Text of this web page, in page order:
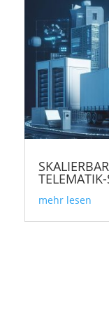
mehr lesen